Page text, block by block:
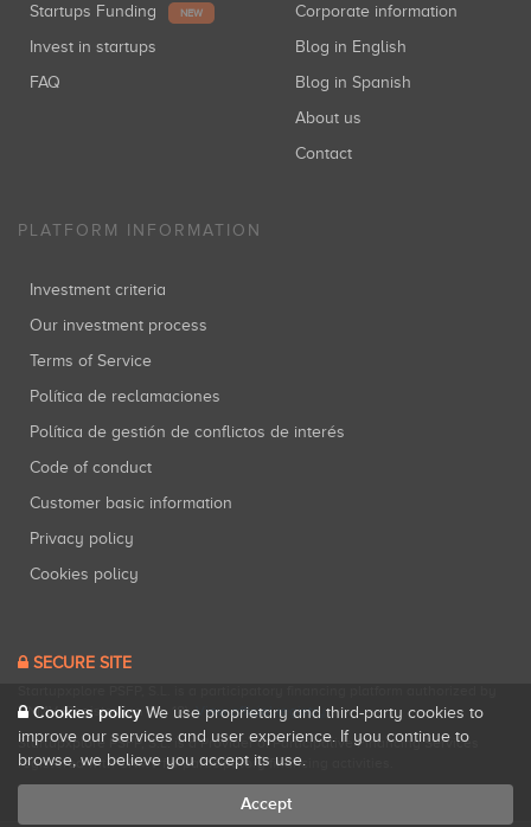
Startups Funding NEW
Invest in startups
FAQ
Corporate information
Blog in English
Blog in Spanish
About us
Contact
PLATFORM INFORMATION
Investment criteria
Our investment process
Terms of Service
Política de reclamaciones
Política de gestión de conflictos de interés
Code of conduct
Customer basic information
Privacy policy
Cookies policy
SECURE SITE
CNMV (Registration No. 18).View official registry .
Startupxplore PSFP, S.L. is a Provider of Participative Financing Services
registered with CNMV for participatory financing activities.
Cookies policy We use proprietary and third-party cookies to
improve our services and user experience. If you continue to
browse, we believe you accept its use.
Accept